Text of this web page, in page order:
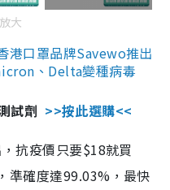
大
港口罩品牌Savewo推出
、Delta變種病毒
試劑 >>按此選購<<
抗疫價只要$18就買
準確度達99.03%，最快